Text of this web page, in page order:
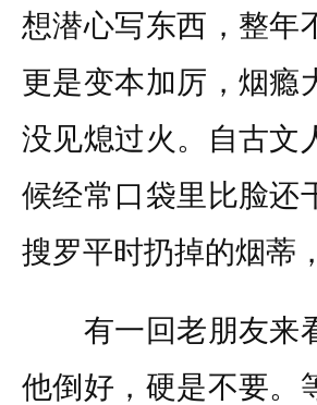
想潜心写东西，整年
更是变本加厉，烟瘾
没见熄过火。自古文
候经常口袋里比脸还
搜罗平时扔掉的烟蒂
有一回老朋友来看
他倒好，硬是不要。